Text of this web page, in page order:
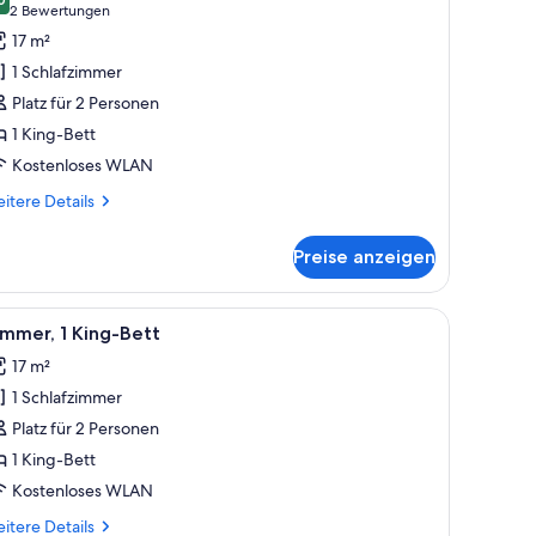
von 10
2 Bewertungen
(2
Bewertungen)
17 m²
1 Schlafzimmer
Platz für 2 Personen
1 King-Bett
Kostenloses WLAN
Details
Preise anzeigen
Hocker.
einem kleinen Hocker, einem Nachttisch, einem Gemälde und einem
Ein Hotelzimmer mit einem großen Bett,
4 1 King-Bett
17 m²
1 Schlafzimmer
Platz für 2 Personen
1 King-Bett
Kostenloses WLAN
Details